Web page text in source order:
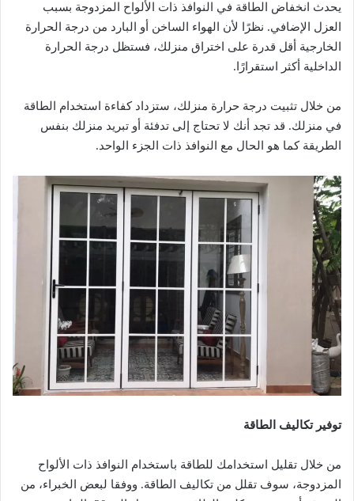
يحدث انخفاض الطاقة في النوافذ ذات الألواح المزدوجة بسبب
العزل الإضافي. نظرًا لأن الهواء الساخن أو البارد من درجة الحرارة
الخارجية أقل قدرة على اختراق منزلك، فستظل درجة الحرارة
الداخلية أكثر استقرارًا.
من خلال تثبيت درجة حرارة منزلك، ستزداد كفاءة استخدام الطاقة
في منزلك. قد تجد أنك لا تحتاج إلى تدفئة أو تبريد منزلك بنفس
الطريقة كما هو الحال مع النوافذ ذات الجزء الواحد.
توفير تكاليف الطاقة
من خلال تقليل استخدامك للطاقة باستخدام النوافذ ذات الألواح
المزدوجة، سوف تقلل من تكاليف الطاقة. ووفقا لبعض الخبراء، من